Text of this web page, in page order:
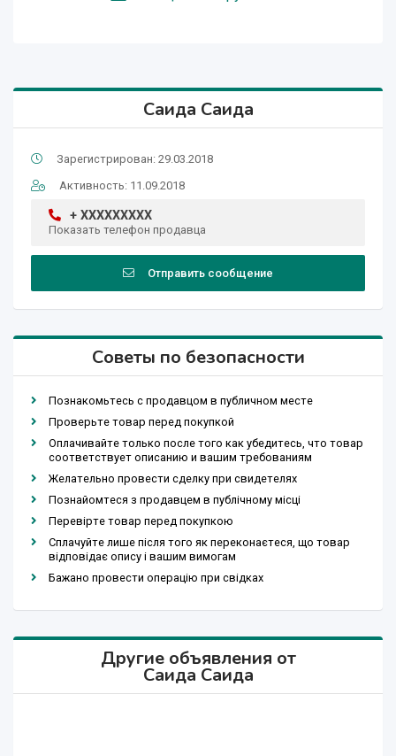
Саида Саида
Зарегистрирован: 29.03.2018
Активность: 11.09.2018
+ XXXXXXXXX
Показать телефон продавца
Отправить сообщение
Советы по безопасности
Познакомьтесь с продавцом в публичном месте
Проверьте товар перед покупкой
Оплачивайте только после того как убедитесь, что товар
соответствует описанию и вашим требованиям
Желательно провести сделку при свидетелях
Познайомтеся з продавцем в публічному місці
Перевірте товар перед покупкою
Сплачуйте лише після того як переконаєтеся, що товар
відповідає опису і вашим вимогам
Бажано провести операцію при свідках
Другие объявления от
Саида Саида